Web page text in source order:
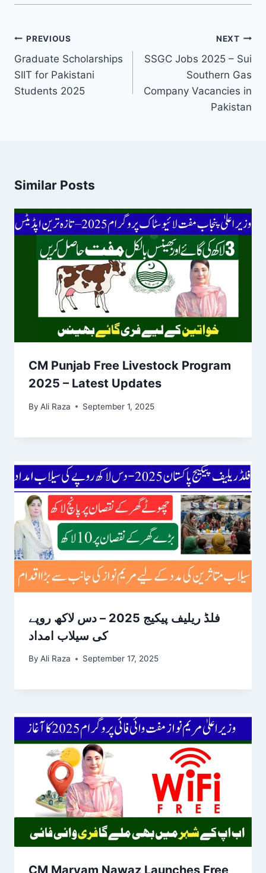
Post
navigation
PREVIOUS
Graduate Scholarships
SIIT for Pakistani
Students 2025
NEXT
SSGC Jobs 2025 – Sui
Southern Gas
Company Vacancies in
Pakistan
Similar Posts
CM Punjab Free Livestock Program
2025 – Latest Updates
By Ali Raza September 1, 2025
فلڈ ریلیف پیکیج 2025 – دس لاکھ روپے
کی سیلاب امداد
By Ali Raza September 17, 2025
CM Maryam Nawaz Launches Free